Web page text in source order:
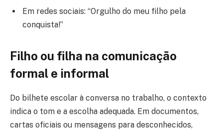
Em redes sociais: “Orgulho do meu filho pela
conquista!”
Filho ou filha na comunicação
formal e informal
Do bilhete escolar à conversa no trabalho, o contexto
indica o tom e a escolha adequada. Em documentos,
cartas oficiais ou mensagens para desconhecidos,